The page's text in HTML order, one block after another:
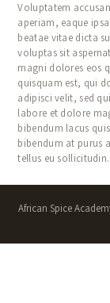
Voluptatem
aperiam, eaque
beatae vitae dicta
voluptas sit
magni dolores eos
quisquam est, qui
adipisci velit, sed
labore et dolore
bibendum lacus
bibendum at purus
tellus eu
African Spice